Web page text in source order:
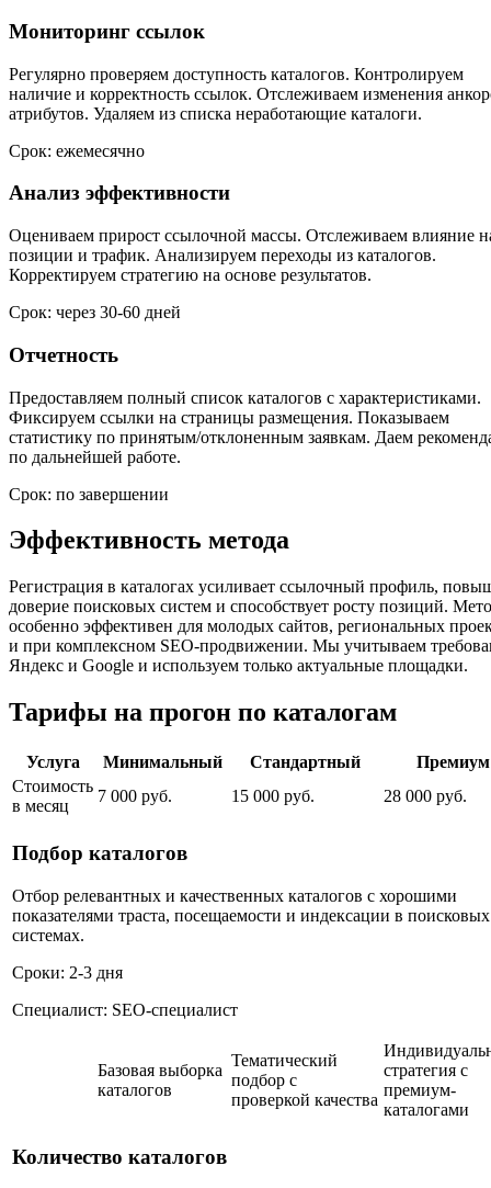
Мониторинг ссылок
Регулярно проверяем доступность каталогов. Контролируем
наличие и корректность ссылок. Отслеживаем изменения
атрибутов. Удаляем из списка неработающие каталоги.
Срок: ежемесячно
Анализ эффективности
Оцениваем прирост ссылочной массы. Отслеживаем влияние
позиции и трафик. Анализируем переходы из каталогов.
Корректируем стратегию на основе результатов.
Срок: через 30-60 дней
Отчетность
Предоставляем полный список каталогов с характеристиками.
Фиксируем ссылки на страницы размещения. Показываем
статистику по принятым/отклоненным заявкам. Даем
по дальнейшей работе.
Срок: по завершении
Эффективность метода
Регистрация в каталогах усиливает ссылочный профиль,
доверие поисковых систем и способствует росту позиций.
особенно эффективен для молодых сайтов, региональных
и при комплексном SEO-продвижении. Мы учитываем
Яндекс и Google и используем только актуальные площадки.
Тарифы на прогон по каталогам
Услуга Минимальный Стандартный
Премиум
Стоимость
в месяц
7 000 руб. 15 000 руб. 28 000 руб.
Подбор каталогов
Отбор релевантных и качественных каталогов с хорошими
показателями траста, посещаемости и индексации в поисковых
системах.
Сроки: 2-3 дня
Специалист: SEO-специалист
Базовая выборка
каталогов
Тематический
подбор с
проверкой качества
стратегия с
премиум-
каталогами
Количество каталогов